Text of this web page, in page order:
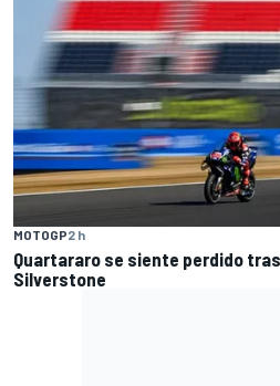
MOTOGP2 h
Quartararo se siente perdido
Silverstone